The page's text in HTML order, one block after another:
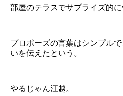
部屋のテラスでサプライズ的に
プロポーズの言葉はシンプル
いを伝えたという。
やるじゃん江越。